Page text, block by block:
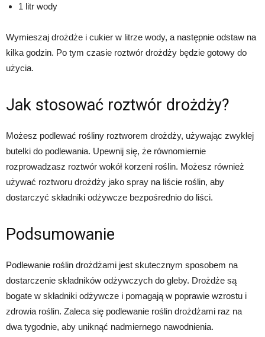
1 litr wody
Wymieszaj drożdże i cukier w litrze wody, a następnie odstaw na
kilka godzin. Po tym czasie roztwór drożdży będzie gotowy do
użycia.
Jak stosować roztwór drożdży?
Możesz podlewać rośliny roztworem drożdży, używając zwykłej
butelki do podlewania. Upewnij się, że równomiernie
rozprowadzasz roztwór wokół korzeni roślin. Możesz również
używać roztworu drożdży jako spray na liście roślin, aby
dostarczyć składniki odżywcze bezpośrednio do liści.
Podsumowanie
Podlewanie roślin drożdżami jest skutecznym sposobem na
dostarczenie składników odżywczych do gleby. Drożdże są
bogate w składniki odżywcze i pomagają w poprawie wzrostu i
zdrowia roślin. Zaleca się podlewanie roślin drożdżami raz na
dwa tygodnie, aby uniknąć nadmiernego nawodnienia.